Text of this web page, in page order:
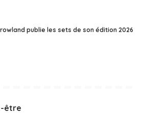
publie les sets de son édition 2026
être